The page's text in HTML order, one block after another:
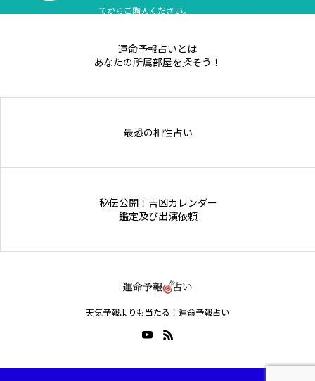
てからご購入ください。
運命予報占いとは
あなたの所属部屋を探そう！
最恐の相性占い
秘伝公開！吉凶カレンダー
鑑定及び出演依頼
天気予報よりも当たる！運命予報占い